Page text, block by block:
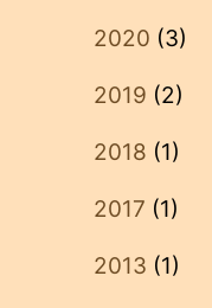
2020 (3)
2019 (2)
2018 (1)
2017 (1)
2013 (1)